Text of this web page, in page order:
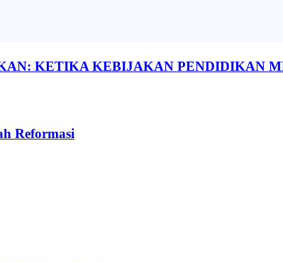
KETIKA KEBIJAKAN PENDIDIKAN
Reformasi